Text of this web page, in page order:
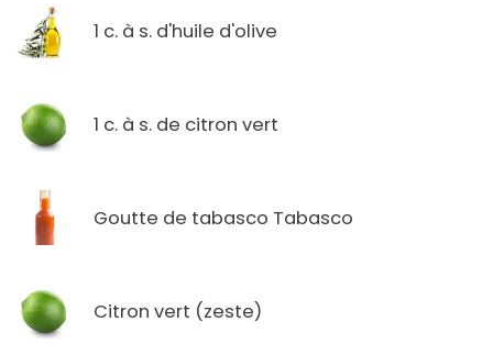
1 c. à s. d'huile d'olive
1 c. à s. de citron vert
Goutte de tabasco Tabasco
Citron vert (zeste)